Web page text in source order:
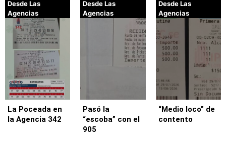
Desde Las
Agencias
La Poceada en
la Agencia 342
Desde Las
Agencias
Pasó la
“escoba” con el
905
Desde Las
Agencias
“Medio loco” de
contento